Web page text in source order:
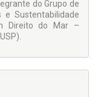
do Grupo de
e Sustentabilidade
Direito do Mar –